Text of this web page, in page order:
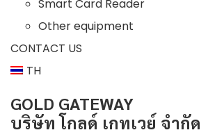
Smart Card Reader
Other equipment
CONTACT US
TH
GOLD GATEWAY
บริษัท โกลด์ เกทเวย์ จำกัด